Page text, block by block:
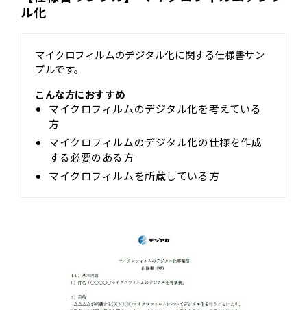
ル化
マイクロフィルムのデジタル化に関する仕様書サン
プルです。
こんな方におすすめ
マイクロフィルムのデジタル化を考えている
方
マイクロフィルムのデジタル化の仕様を作成
する必要のある方
マイクロフィルムを所蔵している方